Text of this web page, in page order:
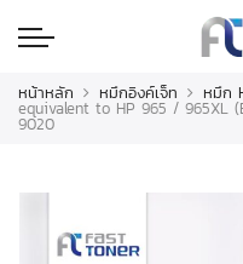
หน้าหลัก หมึกอิงค์เจ็ท หมึก
equivalent to HP 965 / 965XL
9020